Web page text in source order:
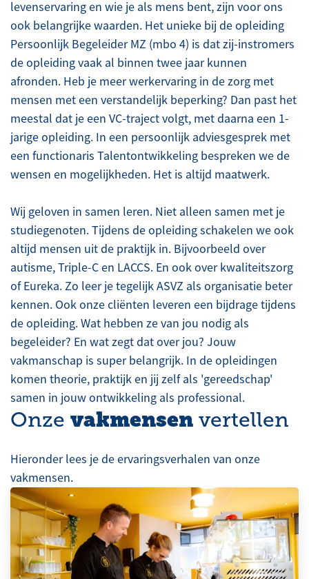
levenservaring en wie je als mens bent, zijn voor ons
ook belangrijke waarden. Het unieke bij de opleiding
Persoonlijk Begeleider MZ (mbo 4) is dat zij-instromers
de opleiding vaak al binnen twee jaar kunnen
afronden. Heb je meer werkervaring in de zorg met
mensen met een verstandelijk beperking? Dan past het
meestal dat je een VC-traject volgt, met daarna een 1-
jarige opleiding. In een persoonlijk adviesgesprek met
een functionaris Talentontwikkeling bespreken we de
wensen en mogelijkheden. Het is altijd maatwerk.
Wij geloven in samen leren. Niet alleen samen met je
studiegenoten. Tijdens de opleiding schakelen we ook
altijd mensen uit de praktijk in. Bijvoorbeeld over
autisme, Triple-C en LACCS. En ook over kwaliteitszorg
of Eureka. Zo leer je tegelijk ASVZ als organisatie beter
kennen. Ook onze cliënten leveren een bijdrage tijdens
de opleiding. Wat hebben ze van jou nodig als
begeleider? En wat zegt dat over jou? Jouw
vakmanschap is super belangrijk. In de opleidingen
komen theorie, praktijk en jij zelf als 'gereedschap'
samen in jouw ontwikkeling als professional.
Onze vakmensen vertellen
Hieronder lees je de ervaringsverhalen van onze
vakmensen.